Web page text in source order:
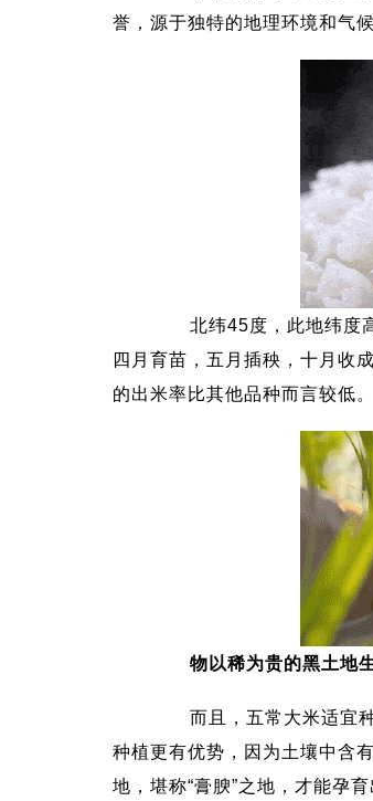
誉，源于独特的地理环境和气
北纬45度，此地纬度高
四月育苗，五月插秧，十月收
的出米率比其他品种而言较低。
物以稀为贵的黑土地
而且，五常大米适宜种
种植更有优势，因为土壤中含
地，堪称“膏腴”之地，才能孕